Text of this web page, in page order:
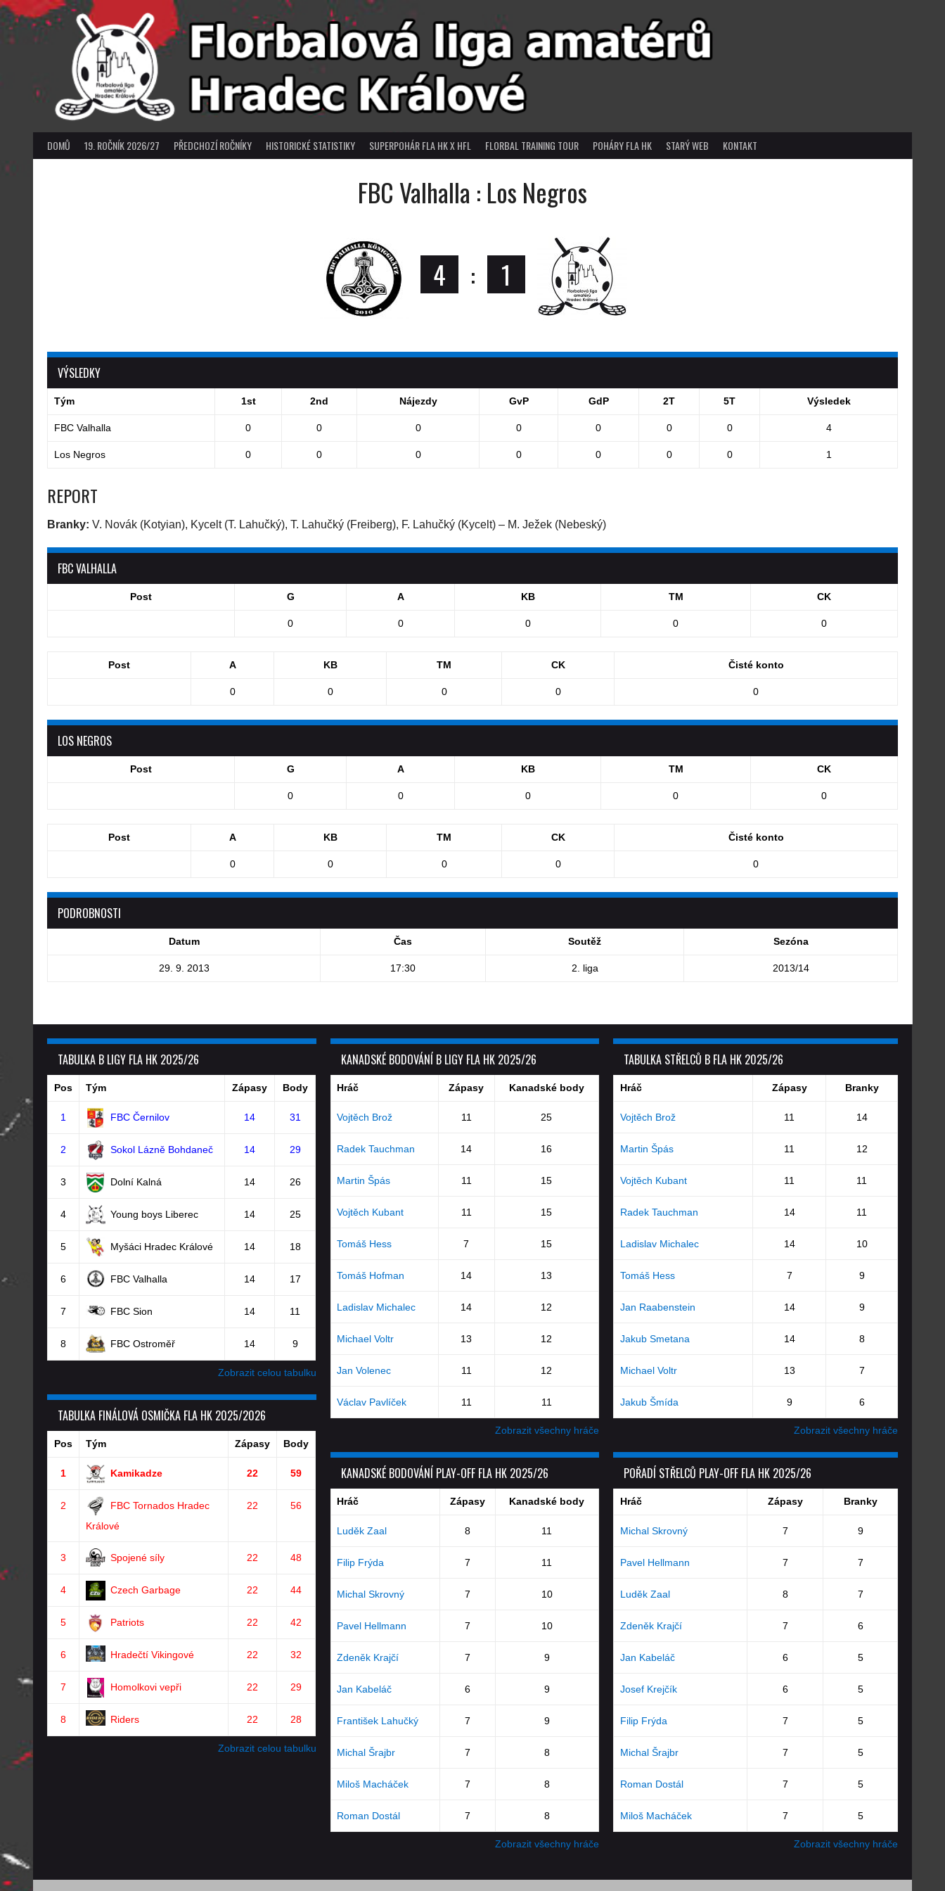
Skip
to
content
DOMŮ 19. ROČNÍK 2026/27 PŘEDCHOZÍ ROČNÍKY HISTORICKÉ STATISTIKY SUPERPOHÁR FLA HK X HFL FLORBAL TRAINING TOUR POHÁRY FLA HK STARÝ WEB KONTAKT
FBC Valhalla : Los Negros
4 : 1
VÝSLEDKY
Tým 1st 2nd Nájezdy GvP GdP 2T 5T Výsledek
FBC Valhalla 0 0 0 0 0 0 0 4
Los Negros 0 0 0 0 0 0 0 1
REPORT
Branky: V. Novák (Kotyian), Kycelt (T. Lahučký), T. Lahučký (Freiberg), F. Lahučký (Kycelt) – M. Ježek (Nebeský)
FBC VALHALLA
Post G A KB TM CK
0 0 0 0 0
Post A KB TM CK Čisté konto
0 0 0 0 0
LOS NEGROS
Post G A KB TM CK
0 0 0 0 0
Post A KB TM CK Čisté konto
0 0 0 0 0
PODROBNOSTI
Datum Čas Soutěž Sezóna
29. 9. 2013 17:30 2. liga 2013/14
TABULKA B LIGY FLA HK 2025/26
Pos Tým Zápasy Body
1 FBC Černilov 14 31
2 Sokol Lázně Bohdaneč 14 29
3 Dolní Kalná 14 26
4 Young boys Liberec 14 25
5 Myšáci Hradec Králové 14 18
6 FBC Valhalla 14 17
7 FBC Sion 14 11
8 FBC Ostroměř 14 9
Zobrazit celou tabulku
TABULKA FINÁLOVÁ OSMIČKA FLA HK 2025/2026
Pos Tým Zápasy Body
1 Kamikadze 22 59
2
FBC Tornados Hradec
Králové
22 56
3 Spojené síly 22 48
4 Czech Garbage 22 44
5 Patriots 22 42
6 Hradečtí Vikingové 22 32
7 Homolkovi vepři 22 29
8 Riders 22 28
Zobrazit celou tabulku
KANADSKÉ BODOVÁNÍ B LIGY FLA HK 2025/26
Hráč Zápasy Kanadské body
Vojtěch Brož 11 25
Radek Tauchman 14 16
Martin Špás 11 15
Vojtěch Kubant 11 15
Tomáš Hess 7 15
Tomáš Hofman 14 13
Ladislav Michalec 14 12
Michael Voltr 13 12
Jan Volenec 11 12
Václav Pavlíček 11 11
Zobrazit všechny hráče
KANADSKÉ BODOVÁNÍ PLAY-OFF FLA HK 2025/26
Hráč Zápasy Kanadské body
Luděk Zaal 8 11
Filip Frýda 7 11
Michal Skrovný 7 10
Pavel Hellmann 7 10
Zdeněk Krajčí 7 9
Jan Kabeláč 6 9
František Lahučký 7 9
Michal Šrajbr 7 8
Miloš Macháček 7 8
Roman Dostál 7 8
Zobrazit všechny hráče
TABULKA STŘELCŮ B FLA HK 2025/26
Hráč Zápasy Branky
Vojtěch Brož 11 14
Martin Špás 11 12
Vojtěch Kubant 11 11
Radek Tauchman 14 11
Ladislav Michalec 14 10
Tomáš Hess 7 9
Jan Raabenstein 14 9
Jakub Smetana 14 8
Michael Voltr 13 7
Jakub Šmída 9 6
Zobrazit všechny hráče
POŘADÍ STŘELCŮ PLAY-OFF FLA HK 2025/26
Hráč Zápasy Branky
Michal Skrovný 7 9
Pavel Hellmann 7 7
Luděk Zaal 8 7
Zdeněk Krajčí 7 6
Jan Kabeláč 6 5
Josef Krejčík 6 5
Filip Frýda 7 5
Michal Šrajbr 7 5
Roman Dostál 7 5
Miloš Macháček 7 5
Zobrazit všechny hráče